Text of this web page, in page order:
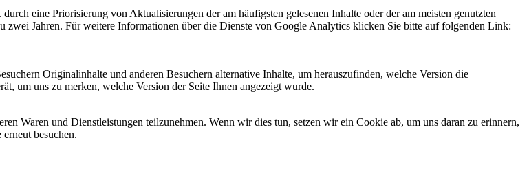
eine Priorisierung von Aktualisierungen der am häufigsten gelesenen Inhalte oder der am meisten genutzten
Jahren. Für weitere Informationen über die Dienste von Google Analytics klicken Sie bitte auf folgenden Link:
Originalinhalte und anderen Besuchern alternative Inhalte, um herauszufinden, welche Version die
um uns zu merken, welche Version der Seite Ihnen angezeigt wurde.
Waren und Dienstleistungen teilzunehmen. Wenn wir dies tun, setzen wir ein Cookie ab, um uns daran zu erinnern,
besuchen.